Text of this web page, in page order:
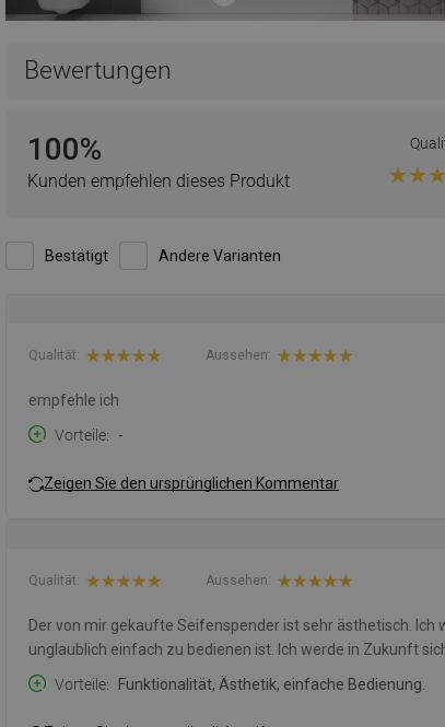
Bewertungen
100%
Kunden empfehlen dieses Produkt
Bestätigt Andere Varianten
Qualität: Aussehen:
empfehle ich
Vorteile
-
Zeigen Sie den ursprünglichen Kommentar
Qualität: Aussehen:
Der von mir gekaufte Seifenspender ist sehr ästhetisch.
unglaublich einfach zu bedienen ist. Ich werde in Zukunft
Vorteile
Funktionalität, Ästhetik, einfache Bedienung.